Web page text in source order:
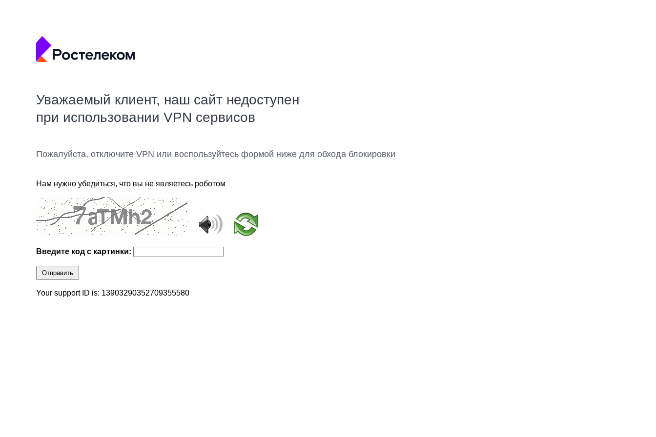
Уважаемый клиент, наш сайт недоступен
при использовании VPN сервисов
Пожалуйста, отключите VPN или воспользуйтесь формой ниже для обхода блокировки
Нам нужно убедиться, что вы не являетесь роботом
Введите код с картинки:
Отправить
Your support ID is: 13903290352709355580